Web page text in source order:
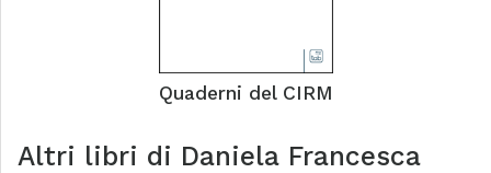
Quaderni del CIRM
Altri libri di Daniela Francesca